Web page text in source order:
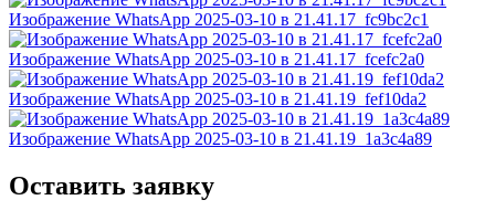
Изображение WhatsApp 2025-03-10 в 21.41.17_fc9bc2c1
Изображение WhatsApp 2025-03-10 в 21.41.17_fcefc2a0
Изображение WhatsApp 2025-03-10 в 21.41.19_fef10da2
Изображение WhatsApp 2025-03-10 в 21.41.19_1a3c4a89
Оставить заявку